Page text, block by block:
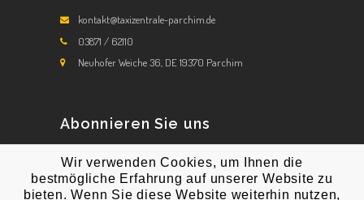
kontakt@taxizentrale-parchim.de
03871 / 62110
Neuhofer Weiche 36, DE 19370 Parchim
Abonnieren Sie uns
Abonnieren Sie unsere Newsletters!
Wir verwenden Cookies, um Ihnen die
bestmögliche Erfahrung auf unserer Website zu
bieten. Wenn Sie diese Website weiterhin nutzen,